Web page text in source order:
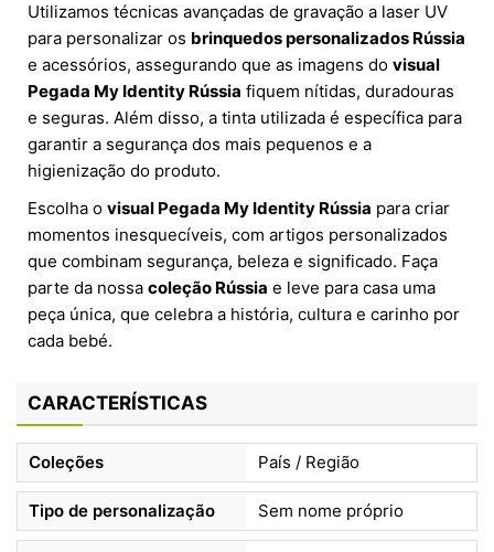
Utilizamos técnicas avançadas de gravação a laser UV
para personalizar os brinquedos personalizados Rússia
e acessórios, assegurando que as imagens do visual
Pegada My Identity Rússia fiquem nítidas, duradouras
e seguras. Além disso, a tinta utilizada é específica para
garantir a segurança dos mais pequenos e a
higienização do produto.
Escolha o visual Pegada My Identity Rússia para criar
momentos inesquecíveis, com artigos personalizados
que combinam segurança, beleza e significado. Faça
parte da nossa coleção Rússia e leve para casa uma
peça única, que celebra a história, cultura e carinho por
cada bebé.
CARACTERÍSTICAS
Coleções País / Região
Tipo de personalização Sem nome próprio